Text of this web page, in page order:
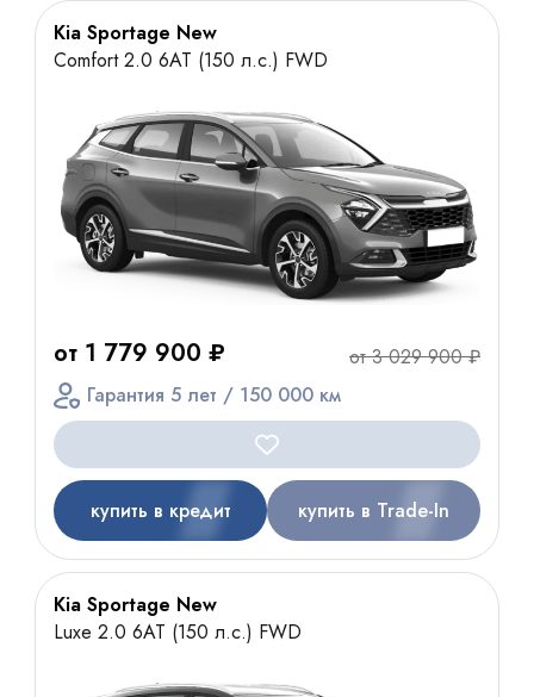
Kia Sportage New
Comfort 2.0 6AT (150 л.с.) FWD
от 1 779 900 ₽
от 3 029 900 ₽
Гарантия 5 лет / 150 000 км
купить в кредит купить в Trade-In
Kia Sportage New
Luxe 2.0 6AT (150 л.с.) FWD